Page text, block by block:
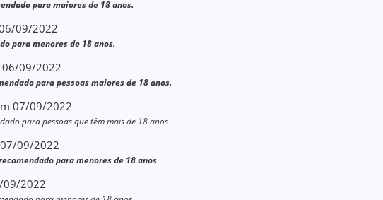
para maiores de 18 anos.
09/2022
para menores de 18 anos.
06/09/2022
para pessoas maiores de 18 anos.
07/09/2022
para pessoas que têm mais de 18 anos
07/09/2022
para menores de 18 anos
09/2022